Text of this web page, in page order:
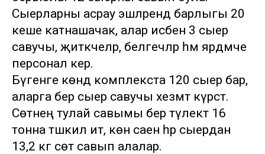
Сыерларны асрау эшләрендә барлыгы 20
кеше катнашачак, алар исәбенә 3 сыер
савучы, җитәкчеләр, белгечләр һәм ярдәмче
персонал керә.
Бүгенге көндә комплекста 120 сыер бар,
аларга бер сыер савучы хезмәт күрсәтә.
Сөтнең тулай савымы бер тәүлектә 16
тонна тәшкил итә, көн саен һәр сыердан
13,2 кг сөт савып алалар.